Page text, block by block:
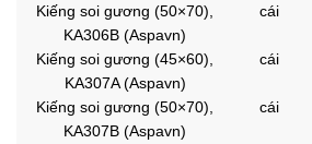
Kiếng soi gương (50×70),
KA306B (Aspavn)
cái
Kiếng soi gương (45×60),
KA307A (Aspavn)
cái
Kiếng soi gương (50×70),
KA307B (Aspavn)
cái